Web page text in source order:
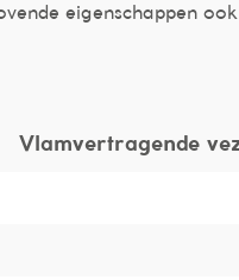
eigenschappen
Vlamvertragende